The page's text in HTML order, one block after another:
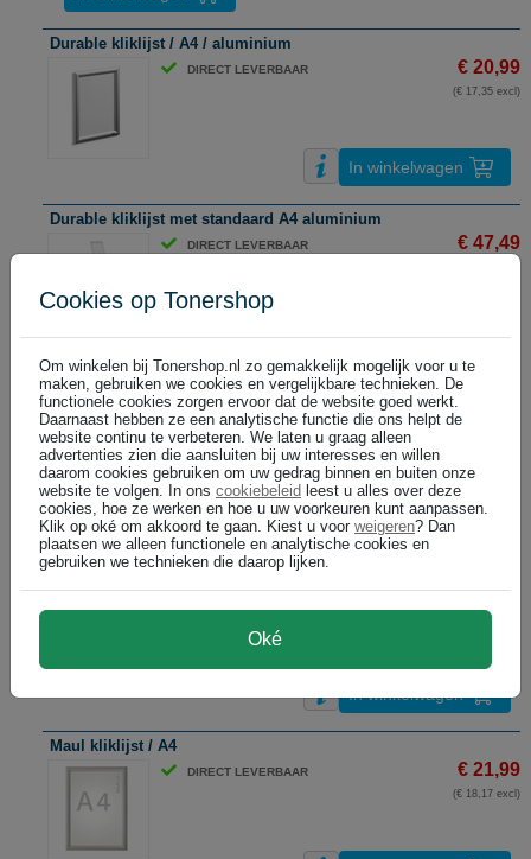
Durable kliklijst / A4 / aluminium
DIRECT LEVERBAAR € 20,99
(€ 17,35 excl)
In winkelwagen
Durable kliklijst met standaard A4 aluminium
DIRECT LEVERBAAR € 47,49
In winkelwagen
Maul kliklijst / A2
DIRECT LEVERBAAR € 35,99
In winkelwagen
Maul kliklijst / A3 / aluminium / wandmodel
€ 27,99
(€ 23,13 excl)
In winkelwagen
Maul kliklijst / A4
DIRECT LEVERBAAR € 21,99
(€ 18,17 excl)
Cookies op Tonershop
Om winkelen bij Tonershop.nl zo gemakkelijk mogelijk voor u te
maken, gebruiken we cookies en vergelijkbare technieken. De
functionele cookies zorgen ervoor dat de website goed werkt.
Daarnaast hebben ze een analytische functie die ons helpt de
website continu te verbeteren. We laten u graag alleen
advertenties zien die aansluiten bij uw interesses en willen
daarom cookies gebruiken om uw gedrag binnen en buiten onze
website te volgen. In ons cookiebeleid leest u alles over deze
cookies, hoe ze werken en hoe u uw voorkeuren kunt aanpassen.
Klik op oké om akkoord te gaan. Kiest u voor weigeren? Dan
plaatsen we alleen functionele en analytische cookies en
gebruiken we technieken die daarop lijken.
Oké